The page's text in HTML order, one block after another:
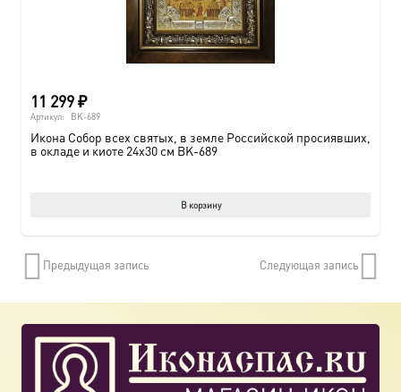
11 299₽
Артикул: BK-689
Икона Собор всех святых, в земле Российской просиявших,
в окладе и киоте 24х30 см BK-689
В корзину
Предыдущая запись Следующая запись